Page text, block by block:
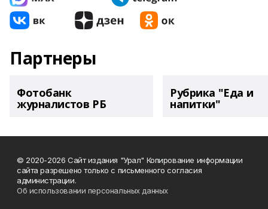
Партнеры
Фотобанк
журналистов РБ
Рубрика "Еда и
напитки"
© 2020-2026 Сайт издания "Урал" Копирование информации
сайта разрешено только с письменного согласия
администрации.
Об использовании персональных данных